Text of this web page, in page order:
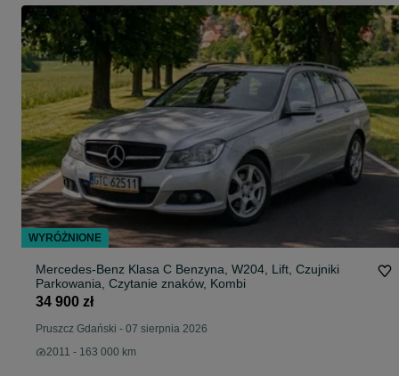
Mercedes-Benz Klasa C Benzyna, W204, Lift, Czujniki
Parkowania, Czytanie znaków, Kombi
34 900 zł
Pruszcz Gdański - 07 sierpnia 2026
2011 - 163 000 km
WYRÓŻNIONE